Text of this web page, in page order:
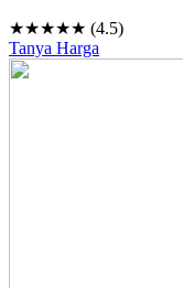
★★★★★ (4.5)
Tanya Harga